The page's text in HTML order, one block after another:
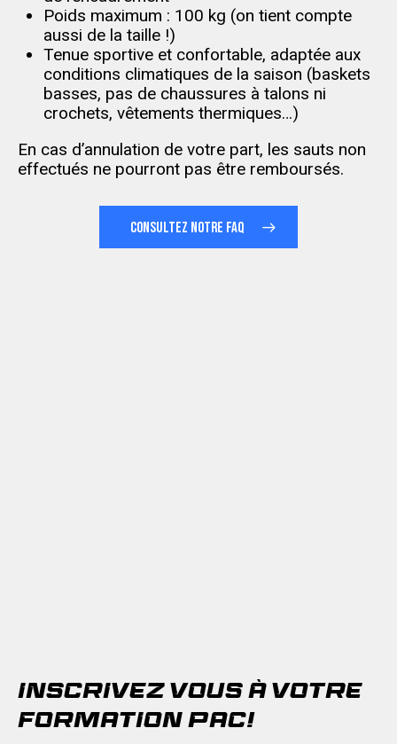
Poids maximum : 100 kg (on tient compte
aussi de la taille !)
Tenue sportive et confortable, adaptée aux
conditions climatiques de la saison (baskets
basses, pas de chaussures à talons ni
crochets, vêtements thermiques…)
En cas d’annulation de votre part, les sauts non
effectués ne pourront pas être remboursés.
CONSULTEZ NOTRE FAQ
INSCRIVEZ VOUS À VOTRE
FORMATION PAC!